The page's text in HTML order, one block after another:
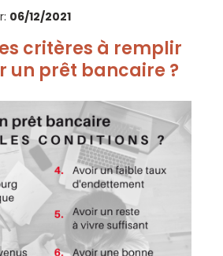
06/12/2021
critères à remplir
un prêt bancaire ?